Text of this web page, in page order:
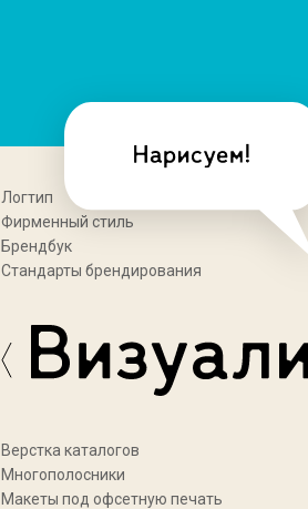
Логтип
Фирменный стиль
Брендбук
Стандарты брендирования
Верстка каталогов
Многополосники
Макеты под офсетную печать